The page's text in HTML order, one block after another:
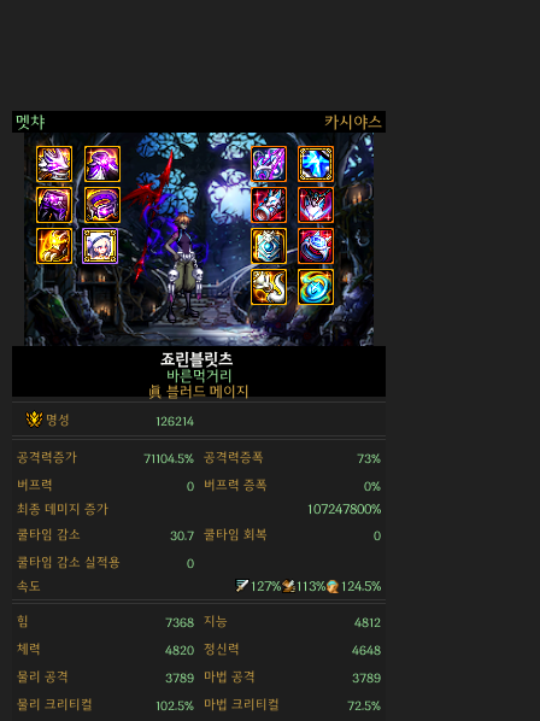
멧챠 카시야스
>
죠린블릿츠
바른먹거리
眞 블러드 메이지
명성 126214
공격력증가 71104.5% 공격력증폭 73%
버프력 0 버프력 증폭 0%
최종 데미지 증가
107247800%
쿨타임 감소
30.7 쿨타임 회복 0
쿨타임 감소 실적용 0
속도 127% 113% 124.5%
힘 7368 지능 4812
체력 4820 정신력 4648
물리 공격 3789 마법 공격 3789
물리 크리티컬 102.5% 마법 크리티컬 72.5%